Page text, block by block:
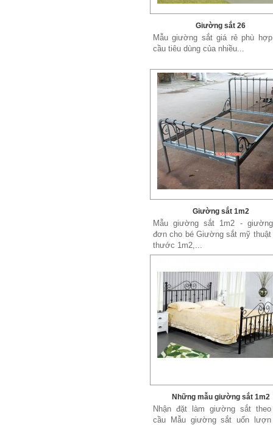
Giường sắt 26
Mẫu giường sắt giá rẻ phù
cầu tiêu dùng của nhiều...
Giường sắt 1m2
Mẫu giường sắt 1m2 -
đơn cho bé Giường sắt mỹ
thước 1m2,...
Những mẫu giường sắt 1m2
Nhận đặt làm giường sắt
cầu Mẫu giường sắt uốn